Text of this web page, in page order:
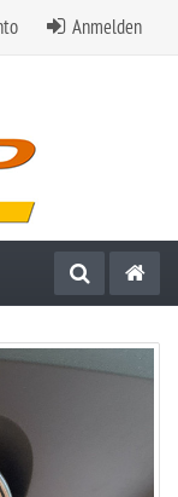
Anmelden